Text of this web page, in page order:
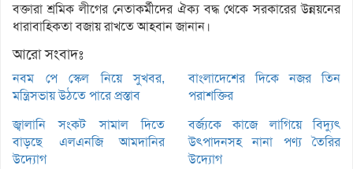
বক্তারা শ্রমিক লীগের নেতাকর্মীদের ঐক্য বদ্ধ থেকে সরকারের উন্নয়নের
ধারাবাহিকতা বজায় রাখতে আহবান জানান।
আরো সংবাদঃ
নবম পে স্কেল নিয়ে সুখবর,
মন্ত্রিসভায় উঠতে পারে প্রস্তাব
বাংলাদেশের দিকে নজর তিন
পরাশক্তির
জ্বালানি সংকট সামাল দিতে
বাড়ছে এলএনজি আমদানির
উদ্যোগ
বর্জ্যকে কাজে লাগিয়ে বিদ্যুৎ
উৎপাদনসহ নানা পণ্য তৈরির
উদ্যোগ